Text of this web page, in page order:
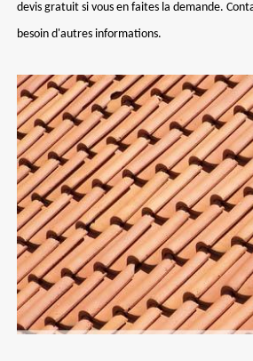
devis gratuit si vous en faites la demande.
besoin d'autres informations.